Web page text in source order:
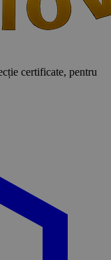
certificate, pentru